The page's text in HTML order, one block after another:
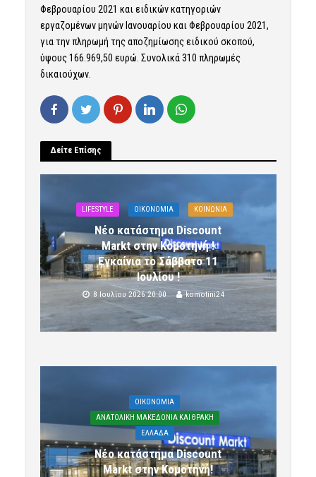
Φεβρουαρίου 2021 και ειδικών κατηγοριών
εργαζομένων μηνών Ιανουαρίου και Φεβρουαρίου 2021,
για την πληρωμή της αποζημίωσης ειδικού σκοπού,
ύψους 166.969,50 ευρώ. Συνολικά 310 πληρωμές
δικαιούχων.
Δείτε Επίσης
LIFESTYLE OIKONOMIA ΚΟΙΝΩΝΙΑ
Νέο κατάστημα Discount
Markt στην Κομοτηνή !
Εγκαίνια το Σάββατο 11
Ιουλίου !
8 Ιουλίου 2026 20:00 komotini24
OIKONOMIA
ΑΝΑΤΟΛΙΚΗ ΜΑΚΕΔΟΝΙΑ ΚΑΙ ΘΡΑΚΗ
ΕΛΛΑΔΑ
Νέο κατάστημα Discount
Markt στην Κομοτηνή!